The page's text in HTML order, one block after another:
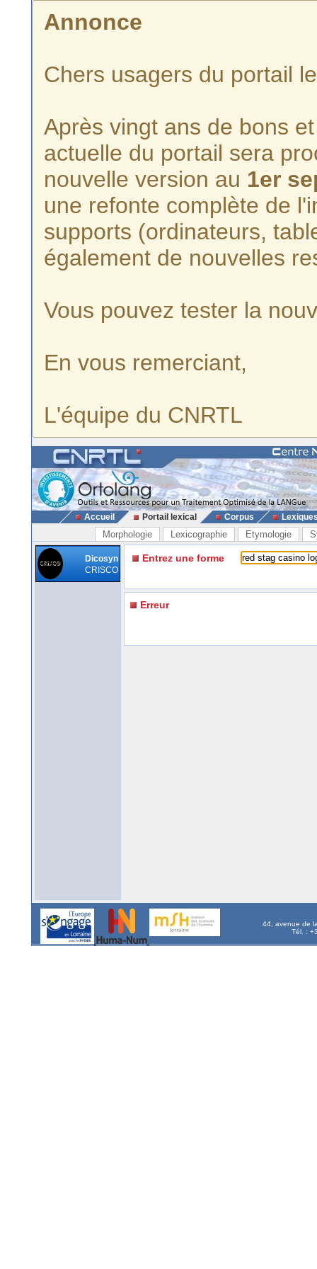
Annonce
Chers usagers du portail
Après vingt ans de bons
actuelle du portail sera
nouvelle version au 1er
une refonte complète de
supports (ordinateurs,
également de nouvelles
Vous pouvez tester la
En vous remerciant,
L'équipe du CNRTL
Accueil Portail lexical Corpus
Morphologie Lexicographie Etymologie
Dicosyn
CRISCO
Entrez une forme
Erreur
44, avenue de
Tél. :